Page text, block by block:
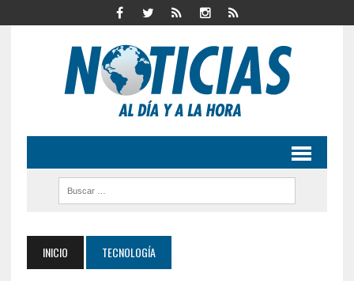
INICIO TECNOLOGÍA